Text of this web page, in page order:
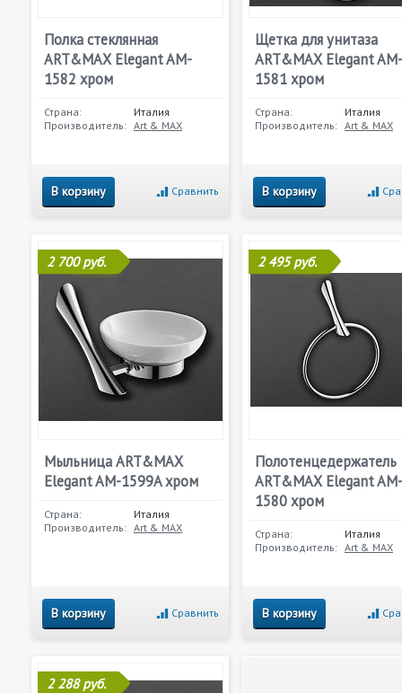
Полка стеклянная
ART&MAX Elegant AM-
1582 хром
Страна:
Италия
Производитель: Art & MAX
В корзину Сравнить
Щетка для унитаза
ART&MAX Elegant AM-
1581 хром
Страна:
Италия
Производитель: Art & MAX
В корзину
2 700 руб.
Мыльница ART&MAX
Elegant AM-1599A хром
Страна:
Италия
Производитель: Art & MAX
В корзину Сравнить
2 495 руб.
Полотенцедержатель
ART&MAX Elegant AM-
1580 хром
Страна:
Италия
Производитель: Art & MAX
В корзину
2 288 руб.